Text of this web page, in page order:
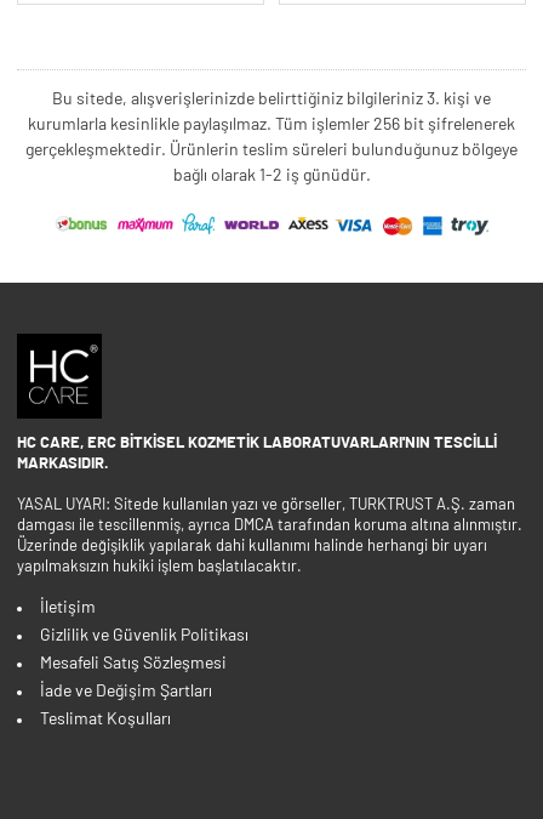
Bu sitede, alışverişlerinizde belirttiğiniz bilgileriniz 3. kişi ve
kurumlarla kesinlikle paylaşılmaz. Tüm işlemler 256 bit şifrelenerek
gerçekleşmektedir. Ürünlerin teslim süreleri bulunduğunuz bölgeye
bağlı olarak 1-2 iş günüdür.
HC CARE, ERC BITKISEL KOZMETIK LABORATUVARLARI'NIN TESCILLI
MARKASIDIR.
YASAL UYARI: Sitede kullanılan yazı ve görseller, TURKTRUST A.Ş. zaman
damgası ile tescillenmiş, ayrıca DMCA tarafından koruma altına alınmıştır.
Üzerinde değişiklik yapılarak dahi kullanımı halinde herhangi bir uyarı
yapılmaksızın hukiki işlem başlatılacaktır.
İletişim
Gizlilik ve Güvenlik Politikası
Mesafeli Satış Sözleşmesi
İade ve Değişim Şartları
Teslimat Koşulları